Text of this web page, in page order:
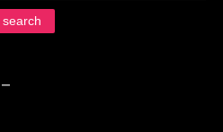
search